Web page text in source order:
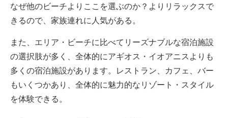
なぜ他のビーチよりここを選ぶのか？よりリラックスで
きるので、家族連れに人気がある。
また、エリア・ビーチに比べてリーズナブルな宿泊施設
の選択肢が多く、全体的にアギオス・イオアニスよりも
多くの宿泊施設があります。レストラン、カフェ、バー
もいくつかあり、全体的に魅力的なリゾート・スタイル
を体験できる。